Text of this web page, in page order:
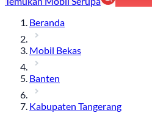
Beranda
Mobil Bekas
Banten
Kabupaten Tangerang